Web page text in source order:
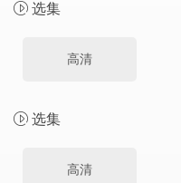
选集
高清
选集
高清